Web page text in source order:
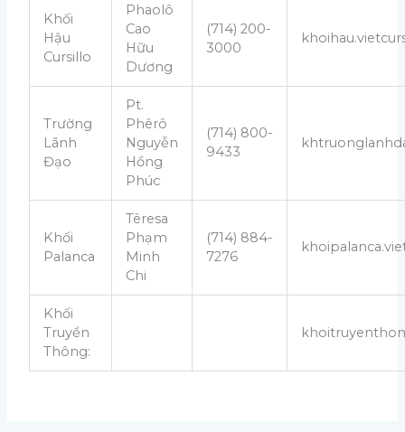
Khối
Hậu
Cursillo
Phaolô
Cao
Hữu
Dương
(714) 200-
3000
Trường
Lãnh
Đạo
Pt.
Phêrô
Nguyễn
Hồng
Phúc
(714) 800-
9433
Khối
Palanca
Têresa
Phạm
Minh
Chi
(714) 884-
7276
Khối
Truyền
Thông: